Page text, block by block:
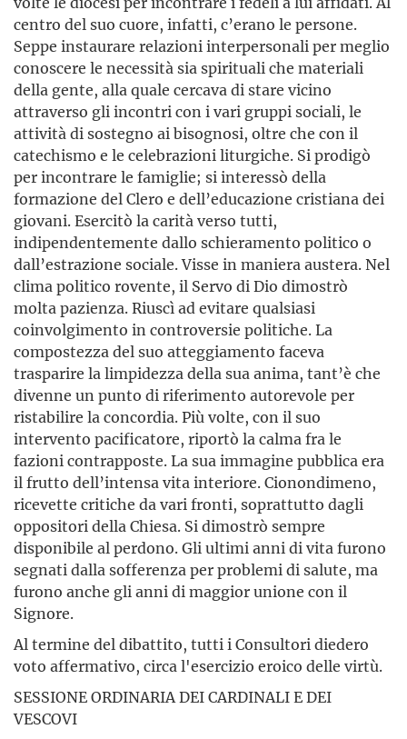
centro del suo cuore, infatti, c’erano le persone.
Seppe instaurare relazioni interpersonali per meglio
conoscere le necessità sia spirituali che materiali
della gente, alla quale cercava di stare vicino
attraverso gli incontri con i vari gruppi sociali, le
attività di sostegno ai bisognosi, oltre che con il
catechismo e le celebrazioni liturgiche. Si prodigò
per incontrare le famiglie; si interessò della
formazione del Clero e dell’educazione cristiana dei
giovani. Esercitò la carità verso tutti,
indipendentemente dallo schieramento politico o
dall’estrazione sociale. Visse in maniera austera. Nel
clima politico rovente, il Servo di Dio dimostrò
molta pazienza. Riuscì ad evitare qualsiasi
coinvolgimento in controversie politiche. La
compostezza del suo atteggiamento faceva
trasparire la limpidezza della sua anima, tant’è che
divenne un punto di riferimento autorevole per
ristabilire la concordia. Più volte, con il suo
intervento pacificatore, riportò la calma fra le
fazioni contrapposte. La sua immagine pubblica era
il frutto dell’intensa vita interiore. Cionondimeno,
ricevette critiche da vari fronti, soprattutto dagli
oppositori della Chiesa. Si dimostrò sempre
disponibile al perdono. Gli ultimi anni di vita furono
segnati dalla sofferenza per problemi di salute, ma
furono anche gli anni di maggior unione con il
Signore.
Al termine del dibattito, tutti i Consultori diedero
voto affermativo, circa l'esercizio eroico delle virtù.
SESSIONE ORDINARIA DEI CARDINALI E DEI
VESCOVI